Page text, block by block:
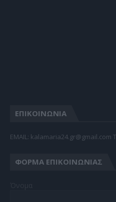
ΕΠΙΚΟΙΝΩΝΙΑ
EMAIL: kalamaria24.gr@gmail.com
ΦΌΡΜΑ ΕΠΙΚΟΙΝΩΝΊΑΣ